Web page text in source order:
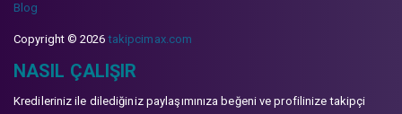
Blog
Copyright © 2026takipcimax.com
NASIL ÇALIŞIR
Kredileriniz ile dilediğiniz paylaşımınıza beğeni ve profilinize takipçi